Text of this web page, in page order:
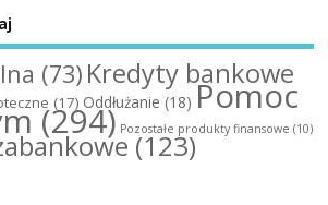
(73) Kredyty bankowe
(17) Oddłużanie (18) Pomoc
(294) Pozostałe produkty finansowe (10)
(123)